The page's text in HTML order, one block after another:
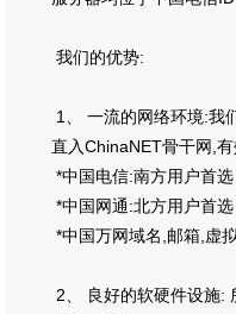
我们的优势:
1、 一流的网络环境:我
直入ChinaNET骨干网,
*中国电信:南方用户首选
*中国网通:北方用户首选
*中国万网域名,邮箱,虚
2、 良好的软硬件设施: